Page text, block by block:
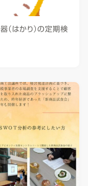
（はかり）の定期検